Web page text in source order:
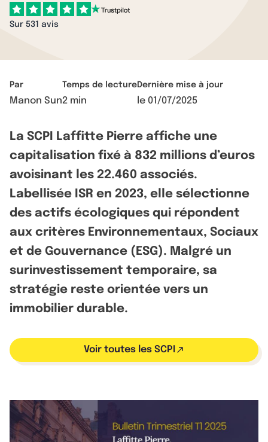
Sur 531 avis
Par
Manon Sun
Temps de lecture
2 min
Dernière mise à jour
le 01/07/2025
La SCPI Laffitte Pierre affiche une
capitalisation fixé à 832 millions d’euros
avoisinant les 22.460 associés.
Labellisée ISR en 2023, elle sélectionne
des actifs écologiques qui répondent
aux critères Environnementaux, Sociaux
et de Gouvernance (ESG). Malgré un
surinvestissement temporaire, sa
stratégie reste orientée vers un
immobilier durable.
Voir toutes les SCPI